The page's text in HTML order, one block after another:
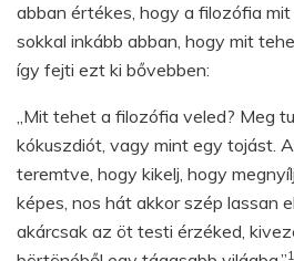
abban értékes, hogy a filozófia
sokkal inkább abban, hogy mit
így fejti ezt ki bővebben:
„Mit tehet a filozófia veled? Meg
kókuszdiót, vagy mint egy tojást.
teremtve, hogy kikelj, hogy
képes, nos hát akkor szép lassan
akárcsak az öt testi érzéked,
1